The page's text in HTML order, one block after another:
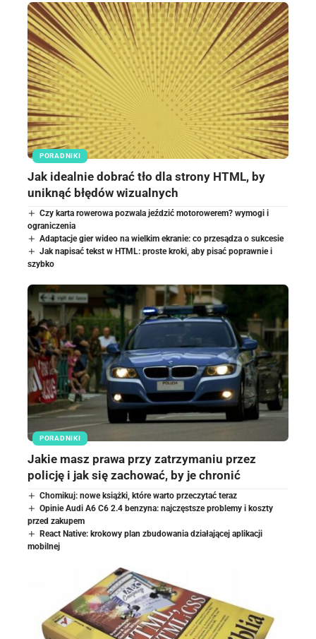
PORADNIKI
Jak idealnie dobrać tło dla strony HTML, by
uniknąć błędów wizualnych
Czy karta rowerowa pozwala jeździć motorowerem? wymogi i
ograniczenia
Adaptacje gier wideo na wielkim ekranie: co przesądza o sukcesie
Jak napisać tekst w HTML: proste kroki, aby pisać poprawnie i
szybko
PORADNIKI
Jakie masz prawa przy zatrzymaniu przez
policję i jak się zachować, by je chronić
Chomikuj: nowe książki, które warto przeczytać teraz
Opinie Audi A6 C6 2.4 benzyna: najczęstsze problemy i koszty
przed zakupem
React Native: krokowy plan zbudowania działającej aplikacji
mobilnej